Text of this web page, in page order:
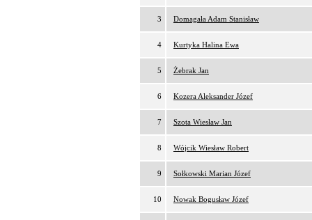
3 Domagała Adam Stanisław
4 Kurtyka Halina Ewa
5 Żebrak Jan
6 Kozera Aleksander Józef
7 Szota Wiesław Jan
8 Wójcik Wiesław Robert
9 Sołkowski Marian Józef
10 Nowak Bogusław Józef